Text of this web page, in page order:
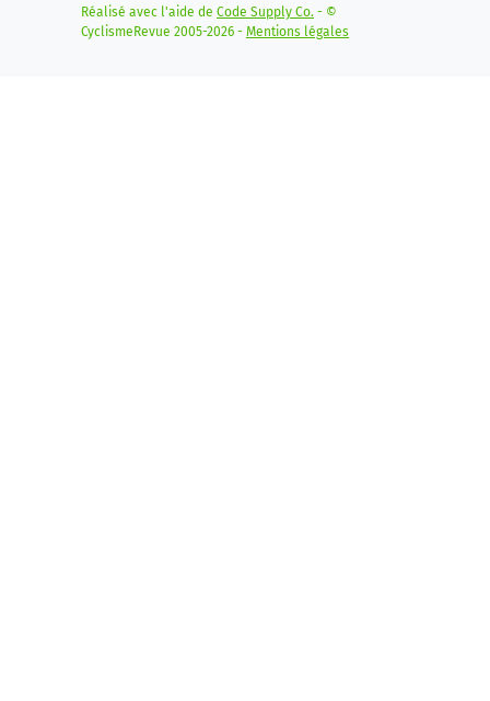
Réalisé avec l'aide de Code Supply Co. - ©
CyclismeRevue 2005-2026 - Mentions légales